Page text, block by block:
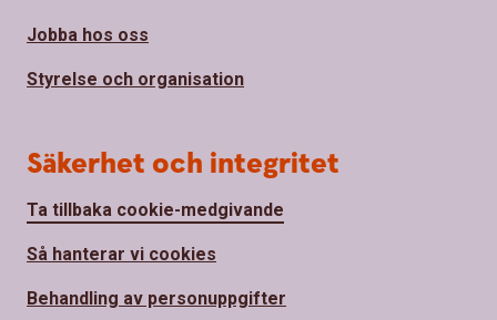
Jobba hos oss
Styrelse och organisation
Säkerhet och integritet
Ta tillbaka cookie-medgivande
Så hanterar vi cookies
Behandling av personuppgifter